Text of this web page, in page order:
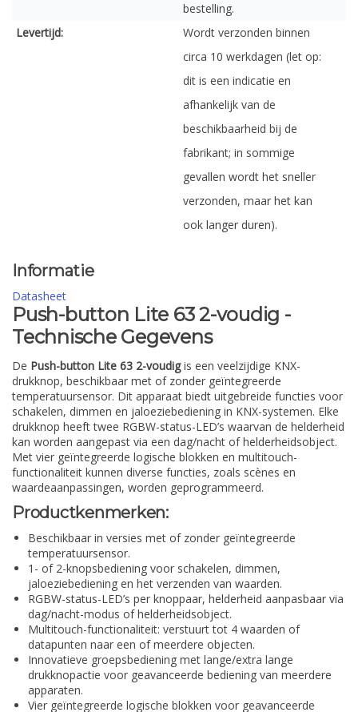
bestelling.
Levertijd:
Wordt verzonden binnen
circa 10 werkdagen (let op:
dit is een indicatie en
afhankelijk van de
beschikbaarheid bij de
fabrikant; in sommige
gevallen wordt het sneller
verzonden, maar het kan
ook langer duren).
Informatie
Datasheet
Push-button Lite 63 2-voudig -
Technische Gegevens
De Push-button Lite 63 2-voudigis een veelzijdige KNX-
drukknop, beschikbaar met of zonder geïntegreerde
temperatuursensor. Dit apparaat biedt uitgebreide functies voor
schakelen, dimmen en jaloeziebediening in KNX-systemen. Elke
drukknop heeft twee RGBW-status-LED’s waarvan de helderheid
kan worden aangepast via een dag/nacht of helderheidsobject.
Met vier geïntegreerde logische blokken en multitouch-
functionaliteit kunnen diverse functies, zoals scènes en
waardeaanpassingen, worden geprogrammeerd.
Productkenmerken:
Beschikbaar in versies met of zonder geïntegreerde
temperatuursensor.
1- of 2-knopsbediening voor schakelen, dimmen,
jaloeziebediening en het verzenden van waarden.
RGBW-status-LED’s per knoppaar, helderheid aanpasbaar via
dag/nacht-modus of helderheidsobject.
Multitouch-functionaliteit: verstuurt tot 4 waarden of
datapunten naar een of meerdere objecten.
Innovatieve groepsbediening met lange/extra lange
drukknopactie voor geavanceerde bediening van meerdere
apparaten.
Vier geïntegreerde logische blokken voor geavanceerde